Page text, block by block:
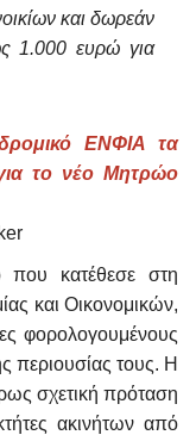
και δωρεάν
1.000 ευρώ για
ΕΝΦΙΑ τα
το νέο Μητρώο
που κατέθεσε στη
και Οικονομικών,
φορολογουμένους
περιουσίας τους. Η
σχετική πρόταση
ακινήτων από